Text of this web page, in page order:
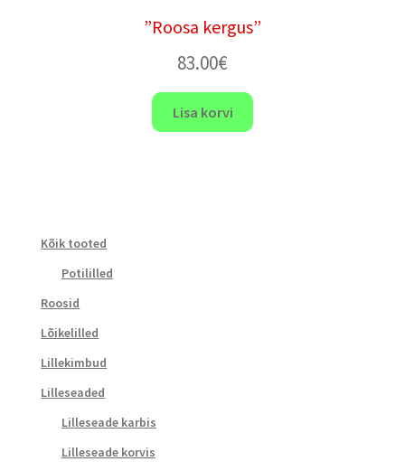
”Roosa kergus”
83.00€
Lisa korvi
Kõik tooted
Potililled
Roosid
Lõikelilled
Lillekimbud
Lilleseaded
Lilleseade karbis
Lilleseade korvis